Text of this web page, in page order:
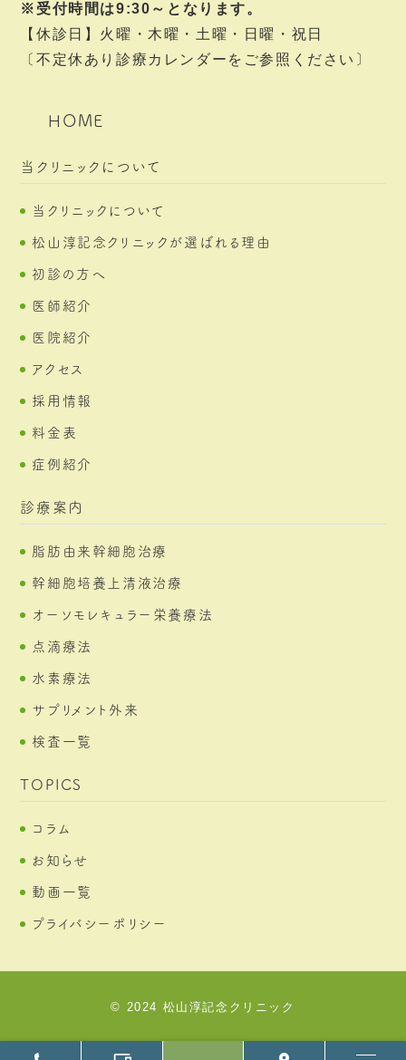
※受付時間は9:30～となります。
【休診日】火曜・木曜・土曜・日曜・祝日
〔不定休あり診療カレンダーをご参照ください〕
HOME
当クリニックについて
当クリニックについて
松山淳記念クリニックが選ばれる理由
初診の方へ
医師紹介
医院紹介
アクセス
採用情報
料金表
症例紹介
診療案内
脂肪由来幹細胞治療
幹細胞培養上清液治療
オーソモレキュラー栄養療法
点滴療法
水素療法
サプリメント外来
検査一覧
TOPICS
コラム
お知らせ
動画一覧
プライバシーポリシー
© 2024 松山淳記念クリニック